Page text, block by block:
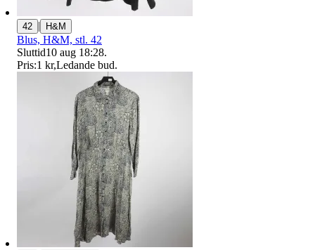
42 | H&M
Blus, H&M, stl. 42
Sluttid10 aug 18:28.
Pris:1 kr,Ledande bud.